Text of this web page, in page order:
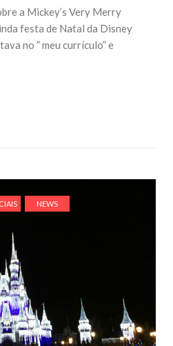
a Mickey’s Very Merry
festa de Natal da Disney
no ” meu currículo” e
NEWS